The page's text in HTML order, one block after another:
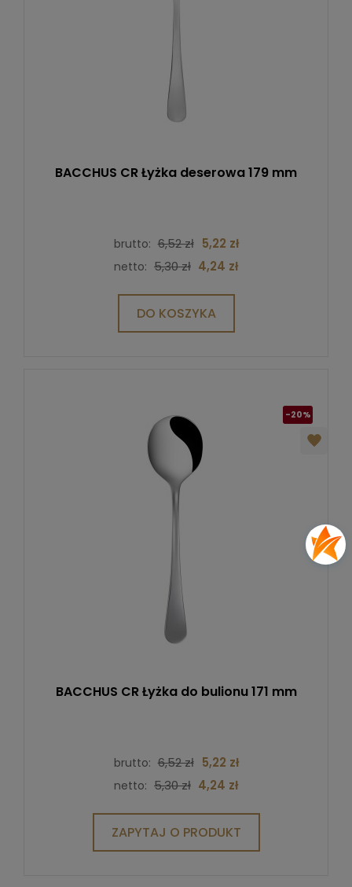
BACCHUS CR Łyżka deserowa 179 mm
brutto: 6,52 zł 5,22 zł
netto: 5,30 zł 4,24 zł
DO KOSZYKA
-20%
BACCHUS CR Łyżka do bulionu 171 mm
brutto: 6,52 zł 5,22 zł
netto: 5,30 zł 4,24 zł
ZAPYTAJ O PRODUKT